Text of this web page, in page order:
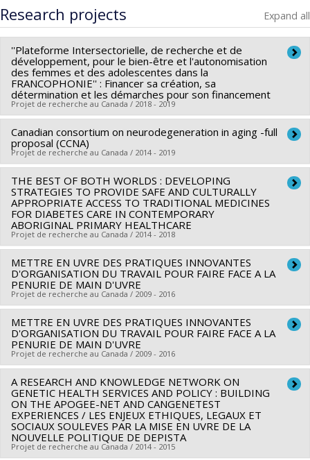
Master's
Grade :M. Sc.
Research projects Expand all
''Plateforme Intersectorielle, de recherche et de
développement, pour le bien-être et l'autonomisation
des femmes et des adolescentes dans la
FRANCOPHONIE'' : Financer sa création, sa
détermination et les démarches pour son financement
Projet de recherche au Canada / 2018 - 2019
Lead researcher : Marie Hatem
Co-researchers : Violaine Lemay,Lise Lamothe
Funding sources:CRSH/Conseil de recherches en sciences
humaines du Canada
Grant programs:PVXXXXXX-FGR – Subvention de recherche
institutionnelle
Canadian consortium on neurodegeneration in aging -full
proposal (CCNA)
Projet de recherche au Canada / 2014 - 2019
Lead researcher : Howard Chertkow
Co-researchers : Guylaine Ferland,Jean-Pierre Gagné,
Pierrette Gaudreau, Hélène Kergoat,Sylvie Belleville
Julien Doyon,Marie-Jeanne Kergoat ,
Hélène Girouard,Anne Bourbonnais,Nicole Caza,Richard
Hoge,Janusz Kaczorowski,Marie Andrée Bruneau , Oury
Monchi,Roxane Borgès Da Silva
Massoud,Alain Robillard,Yves Robitaille,Ovidiu Lungu,
Michel Panisset,Ana Inés Ansaldo, Céline Chayer,
Nathalie
Bier,Lune Bellec
Funding sources:IRSC/Instituts de recherche en santé du
Canada
Grant programs:
THE BEST OF BOTH WORLDS : DEVELOPING
STRATEGIES TO PROVIDE SAFE AND CULTURALLY
APPROPRIATE ACCESS TO TRADITIONAL MEDICINES
FOR DIABETES CARE IN CONTEMPORARY
ABORIGINAL PRIMARY HEALTHCARE
Projet de recherche au Canada / 2014 - 2018
Lead researcher : Pierre Haddad
Co-researchers : Lise Lamothe, Alain Cuerrier,Cory Harris
Jane Blacksmith,Minnie Awashish,
Canada
Grant programs:PVXX5647-(MOP) Subvention de
fonctionnement incluant les subventions de fonctionnement
programmatiques (général)
METTRE EN UVRE DES PRATIQUES INNOVANTES
D'ORGANISATION DU TRAVAIL POUR FAIRE FACE A LA
PENURIE DE MAIN D'UVRE
Projet de recherche au Canada / 2009 - 2016
Lead researcher : Carl Ardy Dubois
Co-researchers : Lise Lamothe, Luce Beauregard,Patrick
Dube ,André Giroux,Kathleen Bentein
Corbeil,Jean-Luc Bedard,Jean-Philippe Ferland
Funding sources:CSSS de Bordeaux-Cartierville-Saint-
Laurent
Grant programs:
METTRE EN UVRE DES PRATIQUES INNOVANTES
D'ORGANISATION DU TRAVAIL POUR FAIRE FACE A LA
PENURIE DE MAIN D'UVRE
Projet de recherche au Canada / 2009 - 2016
Lead researcher : Carl Ardy Dubois
Co-researchers : Lise Lamothe,Luce Beauregard,Patrick
Dube,André Giroux ,Kathleen Bentein, Frédéric Gilbert
Odette Bolduc,Daniele Francoeur,Alex Battaglini,
Corbeil, Jean-Luc Bedard,Jean-Philippe Ferland
A RESEARCH AND KNOWLEDGE NETWORK ON
GENETIC HEALTH SERVICES AND POLICY : BUILDING
ON THE APOGEE-NET AND CANGENETEST
EXPERIENCES / LES ENJEUX ETHIQUES, LEGAUX ET
SOCIAUX SOULEVES PAR LA MISE EN UVRE DE LA
NOUVELLE POLITIQUE DE DEPISTA
Projet de recherche au Canada / 2014 - 2015